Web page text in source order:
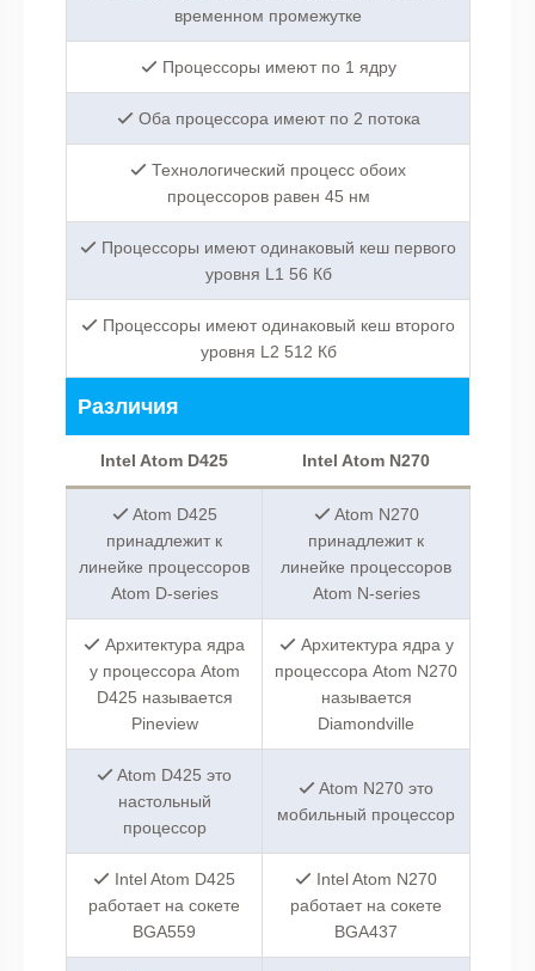
временном промежутке
Процессоры имеют по 1 ядру
Оба процессора имеют по 2 потока
Технологический процесс обоих
процессоров равен 45 нм
Процессоры имеют одинаковый кеш первого
уровня L1 56 Кб
Процессоры имеют одинаковый кеш второго
уровня L2 512 Кб
Различия
Intel Atom D425 Intel Atom N270
Atom D425
принадлежит к
линейке процессоров
Atom D-series
Atom N270
принадлежит к
линейке процессоров
Atom N-series
Архитектура ядра
у процессора Atom
D425 называется
Pineview
Архитектура ядра у
процессора Atom N270
называется
Diamondville
Atom D425 это
настольный
процессор
Atom N270 это
мобильный процессор
Intel Atom D425
работает на сокете
BGA559
Intel Atom N270
работает на сокете
BGA437